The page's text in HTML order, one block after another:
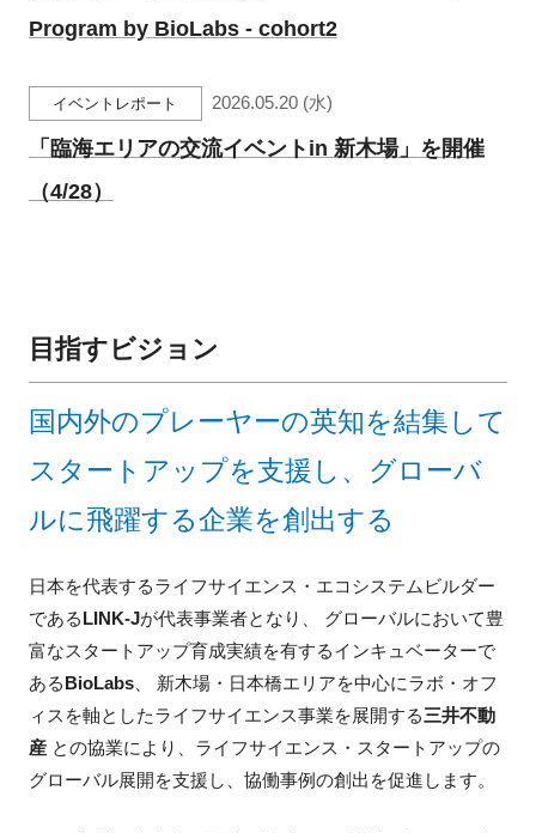
Program by BioLabs - cohort2
イベントレポート 2026.05.20 (水)
「臨海エリアの交流イベントin 新木場」を開催
（4/28）
目指すビジョン
国内外のプレーヤーの英知を結集して
スタートアップを支援し、グローバ
ルに飛躍する企業を創出する
日本を代表するライフサイエンス・エコシステムビルダー
であるLINK-Jが代表事業者となり、 グローバルにおいて豊
富なスタートアップ育成実績を有するインキュベーターで
あるBioLabs、 新木場・日本橋エリアを中心にラボ・オフ
ィスを軸としたライフサイエンス事業を展開する三井不動
産との協業により、ライフサイエンス・スタートアップの
グローバル展開を支援し、協働事例の創出を促進します。